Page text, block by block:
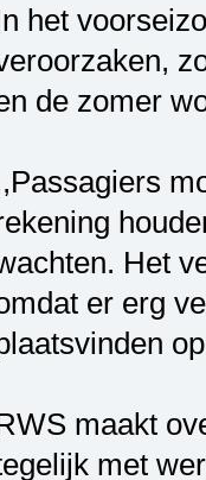
het
de zomer
Het
er erg
maakt
met